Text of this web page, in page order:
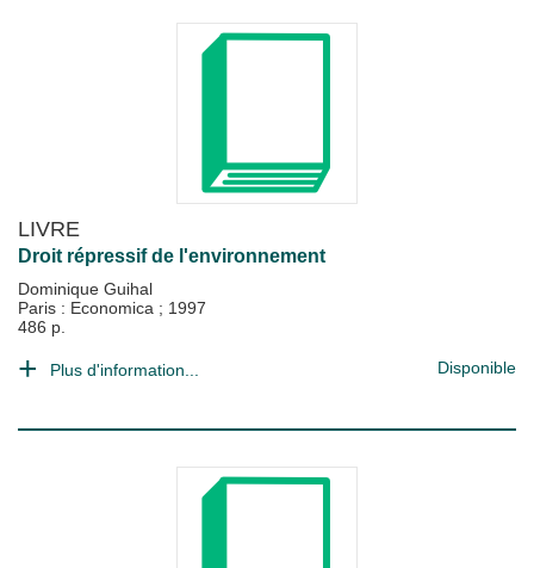
LIVRE
Droit répressif de l'environnement
Dominique Guihal
Paris : Economica ; 1997
486 p.
Plus d'information... Disponible